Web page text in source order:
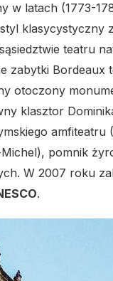
w latach (1773-
klasycystyczny
teatru
zabytki Bordeaux
otoczony
klasztor
amfiteatru
Michel), pomnik
W 2007 roku
.